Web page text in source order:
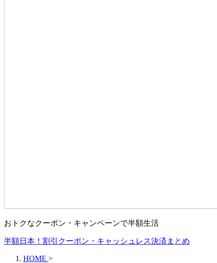
おトクなクーポン・キャンペーンで半額生活
半額日本！割引クーポン・キャッシュレス決済まとめ
HOME >